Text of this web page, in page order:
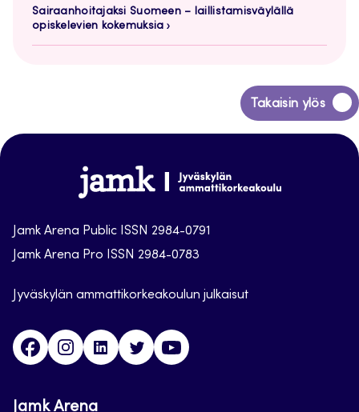
Sairaanhoitajaksi Suomeen – laillistamisväylällä
opiskelevien kokemuksia
Takaisin ylös
Siirry
takaisin
Jamk
Arena
Jamk Arena Public ISSN 2984-0791
Jamk Arena Pro ISSN 2984-0783
Jyväskylän ammattikorkeakoulun julkaisut
FacebookInstagramLinkedinTwitter
Jamk Arena